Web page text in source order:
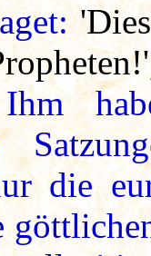
die